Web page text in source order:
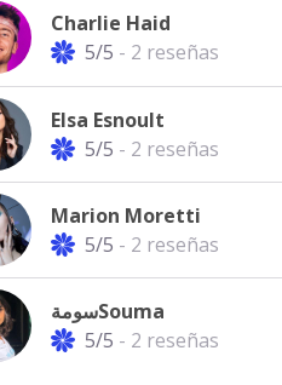
Charlie Haid
5/5 - 2 reseñas
Elsa Esnoult
5/5 - 2 reseñas
Marion Moretti
5/5 - 2 reseñas
سومةSouma
5/5 - 2 reseñas